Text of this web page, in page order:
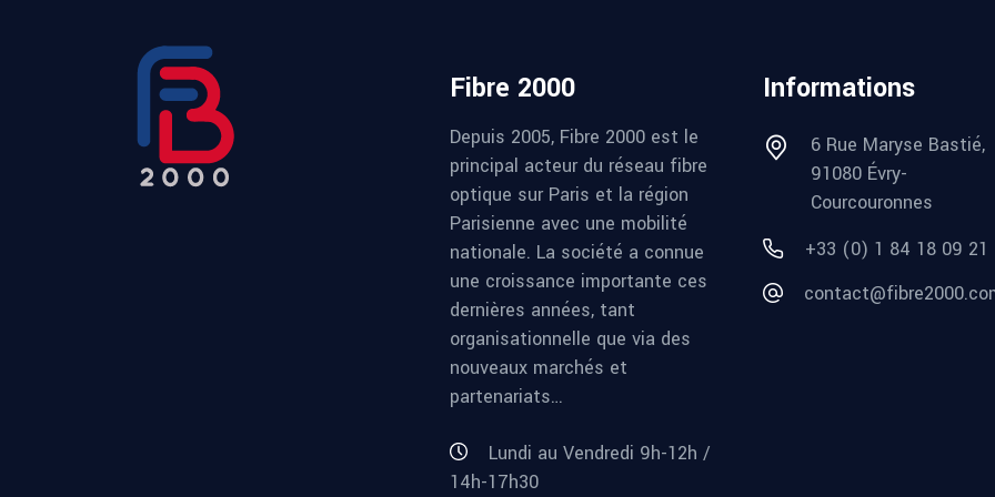
Fibre 2000
Depuis 2005, Fibre 2000 est le
principal acteur du réseau fibre
optique sur Paris et la région
Parisienne avec une mobilité
nationale. La société a connue
une croissance importante ces
dernières années, tant
organisationnelle que via des
nouveaux marchés et
partenariats…
Lundi au Vendredi 9h-12h /
14h-17h30
Informations
6 Rue Maryse Bastié,
91080 Évry-
Courcouronnes
+33 (0) 1 84 18 09 21